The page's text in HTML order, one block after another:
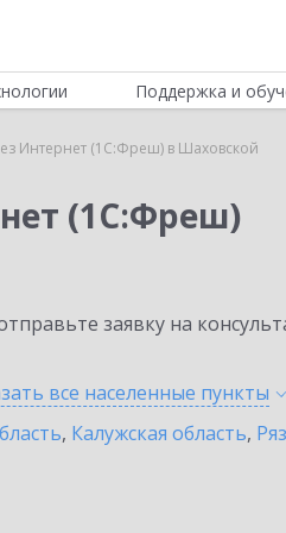
Поддержка и
Интернет (1С:Фреш) в Шаховской
(1С:Фреш)
заявку на
все населенные пункты
, Калужская область,